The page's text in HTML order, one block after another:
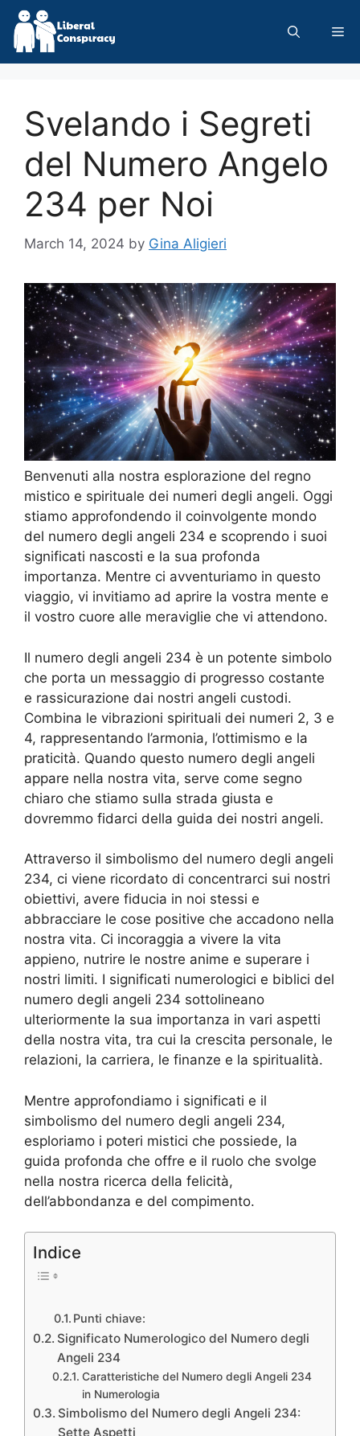
Skip
content
Svelando i Segreti
del Numero Angelo
234 per Noi
March 14, 2024 by Gina Aligieri
Benvenuti alla nostra esplorazione del regno
mistico e spirituale dei numeri degli angeli. Oggi
stiamo approfondendo il coinvolgente mondo
del numero degli angeli 234 e scoprendo i suoi
significati nascosti e la sua profonda
importanza. Mentre ci avventuriamo in questo
viaggio, vi invitiamo ad aprire la vostra mente e
il vostro cuore alle meraviglie che vi attendono.
Il numero degli angeli 234 è un potente simbolo
che porta un messaggio di progresso costante
e rassicurazione dai nostri angeli custodi.
Combina le vibrazioni spirituali dei numeri 2, 3 e
4, rappresentando l’armonia, l’ottimismo e la
praticità. Quando questo numero degli angeli
appare nella nostra vita, serve come segno
chiaro che stiamo sulla strada giusta e
dovremmo fidarci della guida dei nostri angeli.
Attraverso il simbolismo del numero degli angeli
234, ci viene ricordato di concentrarci sui nostri
obiettivi, avere fiducia in noi stessi e
abbracciare le cose positive che accadono nella
nostra vita. Ci incoraggia a vivere la vita
appieno, nutrire le nostre anime e superare i
nostri limiti. I significati numerologici e biblici del
numero degli angeli 234 sottolineano
ulteriormente la sua importanza in vari aspetti
della nostra vita, tra cui la crescita personale, le
relazioni, la carriera, le finanze e la spiritualità.
Mentre approfondiamo i significati e il
simbolismo del numero degli angeli 234,
esploriamo i poteri mistici che possiede, la
guida profonda che offre e il ruolo che svolge
nella nostra ricerca della felicità,
dell’abbondanza e del compimento.
Indice
Punti chiave:
Significato Numerologico del Numero degli
Angeli 234
Caratteristiche del Numero degli Angeli 234
in Numerologia
Simbolismo del Numero degli Angeli 234:
Sette Aspetti